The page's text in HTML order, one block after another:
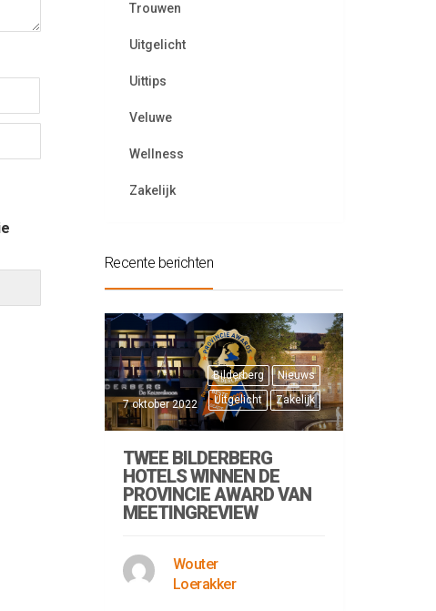
Trouwen
Uitgelicht
Uittips
Veluwe
Wellness
Zakelijk
Recente berichten
Bilderberg
Nieuws
Uitgelicht
Zakelijk
7 oktober 2022
TWEE BILDERBERG
HOTELS WINNEN DE
PROVINCIE AWARD VAN
MEETINGREVIEW
Wouter
Loerakker